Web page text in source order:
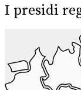
I presidi